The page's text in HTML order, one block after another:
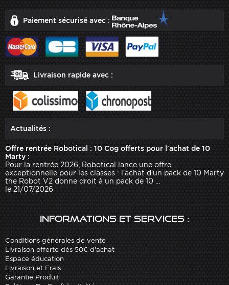
Paiement sécurisé avec :
Livraison rapide avec :
Actualités :
Offre rentrée Robotical : 10 Cog offerts pour l'achat de 10
Marty :
Pour la rentrée 2026, Robotical lance une offre
exceptionnelle pour les classes : l'achat d'un pack de 10 Marty
the Robot V2 donne droit à un pack de 10 ...
le 21/07/2026
Informations et services :
Conditions générales de vente
Livraison offerte dès 50€ d'achat
Espace éducation
Livraison et Frais
Garantie Produit